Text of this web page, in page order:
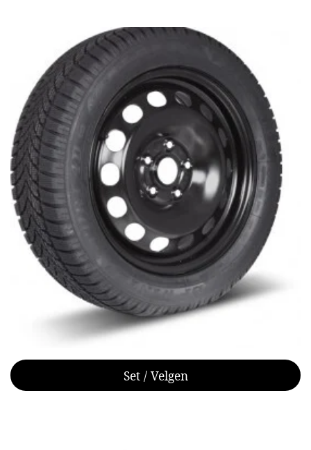
Set / Velgen